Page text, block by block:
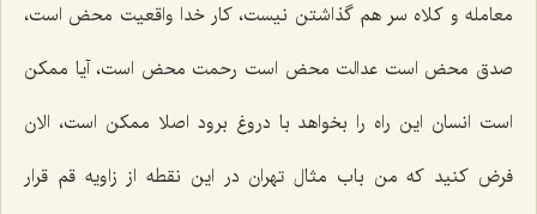
معامله و کلاه سر هم گذاشتن نیست، کار خدا واقعیت محض است،
صدق محض است عدالت محض است رحمت محض است، آیا ممکن
است انسان این راه را بخواهد با دروغ برود اصلا ممکن است، الان
فرض کنید که من باب مثال تهران در این نقطه از زاویه قم قرار